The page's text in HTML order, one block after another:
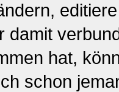
damit
hat,
schon